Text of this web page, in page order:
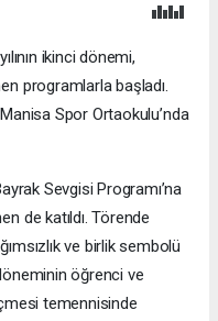
ikinci dönemi,
programlarla başladı.
Spor Ortaokulu’nda
Sevgisi Programı’na
de katıldı. Törende
ve birlik sembolü
öğrenci ve
temennisinde